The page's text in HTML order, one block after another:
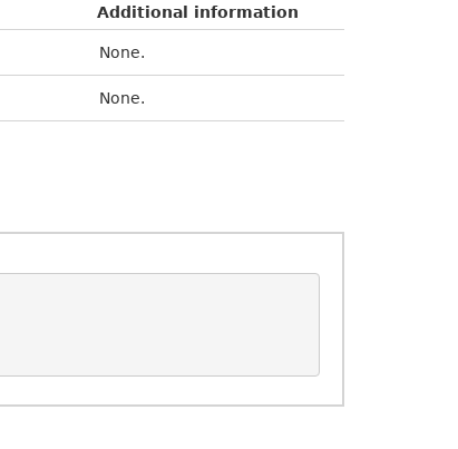
Additional information
None.
None.